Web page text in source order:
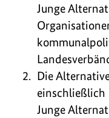
Junge
Die
einschließlich
Junge